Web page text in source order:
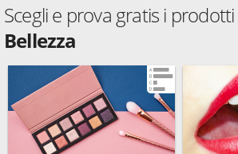
Scegli e prova gratis i
Bellezza